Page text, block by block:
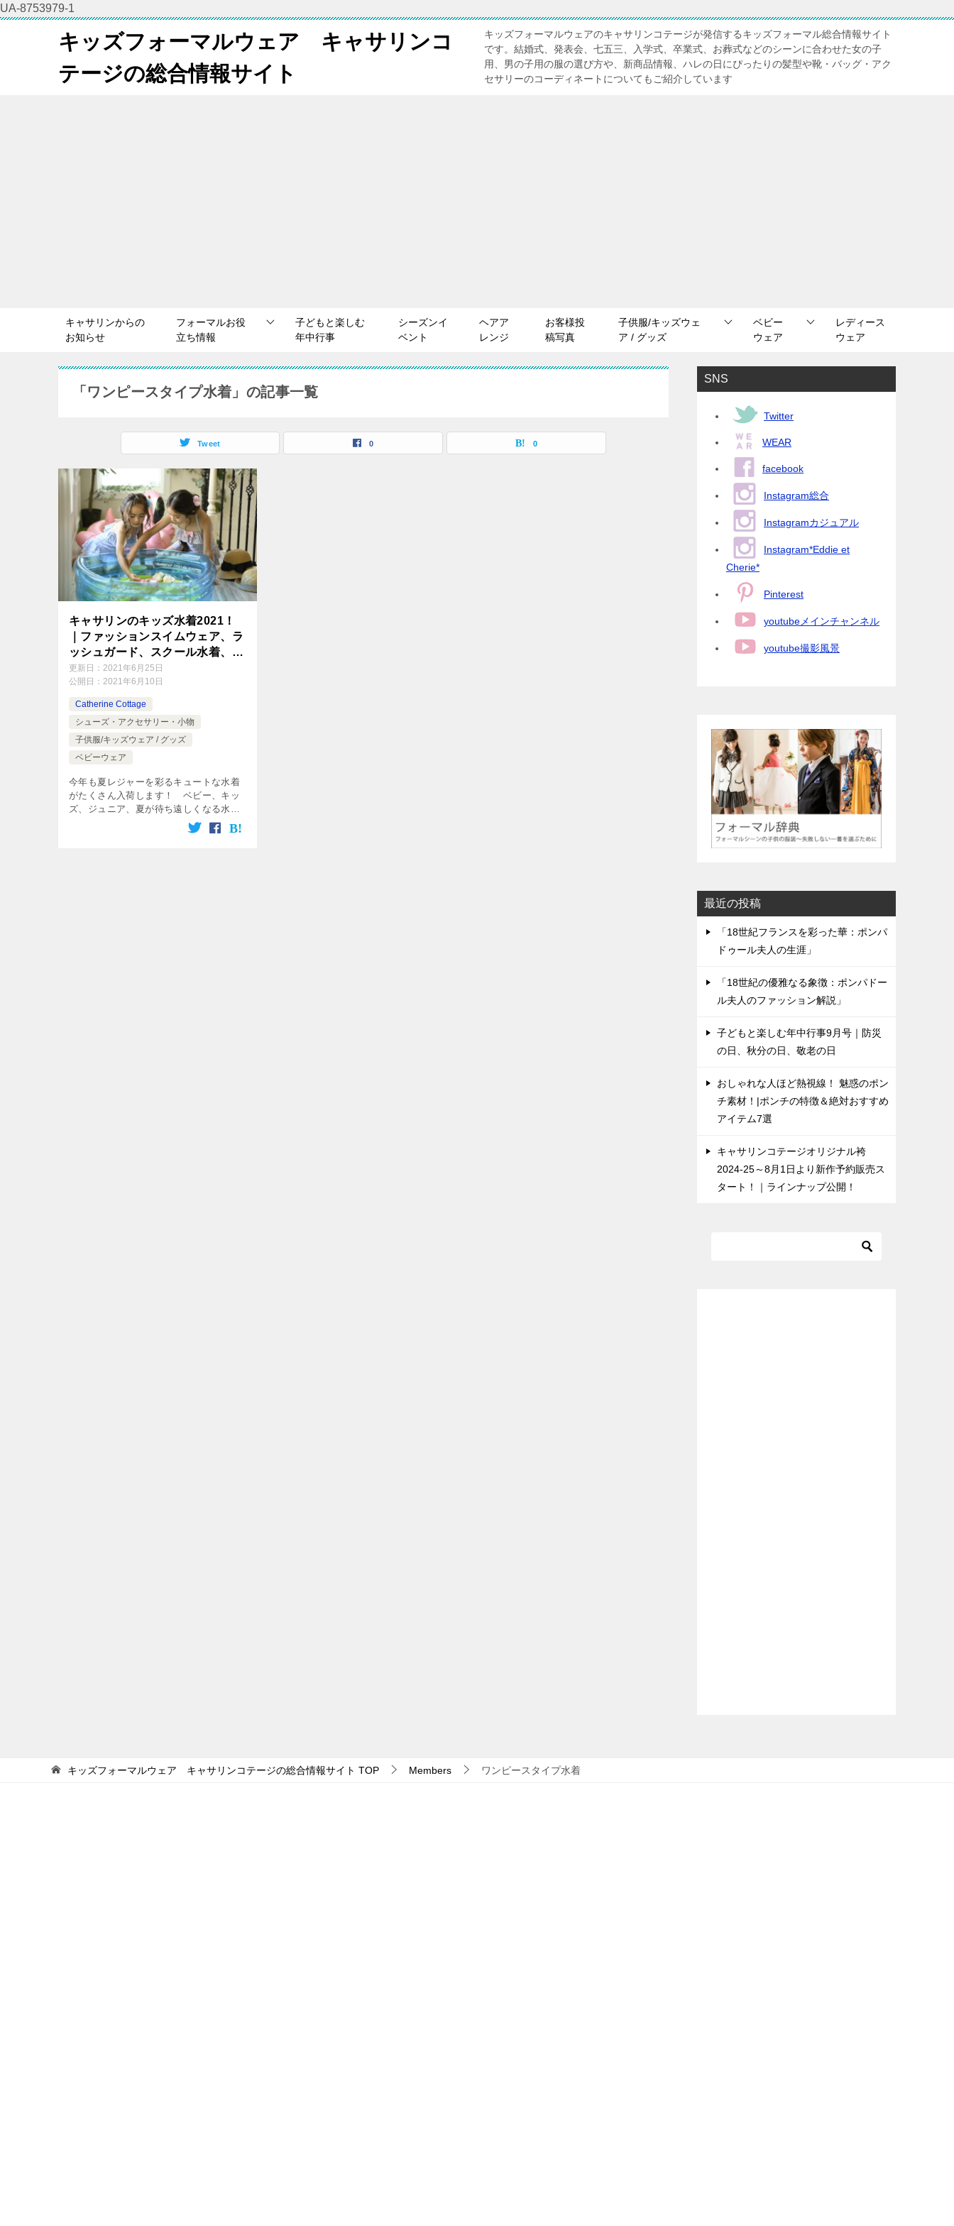
UA-8753979-1
キッズフォーマルウェア キャサリンコ
テージの総合情報サイト
キッズフォーマルウェアのキャサリンコテージが発信するキッズフォーマル総合情報サイト
です。結婚式、発表会、七五三、入学式、卒業式、お葬式などのシーンに合わせた女の子
用、男の子用の服の選び方や、新商品情報、ハレの日にぴったりの髪型や靴・バッグ・アク
セサリーのコーディネートについてもご紹介しています
キャサリンからの
お知らせ
フォーマルお役
立ち情報
子どもと楽しむ
年中行事
シーズンイ
ベント
ヘアア
レンジ
お客様投
稿写真
子供服/キッズウェ
ア / グッズ
ベビー
ウェア
レディース
ウェア
「ワンピースタイプ水着」の記事一覧
Tweet 0 0
キャサリンのキッズ水着2021！
｜ファッションスイムウェア、ラ
ッシュガード、スクール水着、プ
ールバッグ
更新日： 2021年6月25日
公開日： 2021年6月10日
Catherine Cottage
シューズ・アクセサリー・小物
子供服/キッズウェア / グッズ
ベビーウェア
今年も夏レジャーを彩るキュートな水着
がたくさん入荷します！ ベビー、キッ
ズ、ジュニア、夏が待ち遠しくなる水着
SNS
Twitter
WEAR
facebook
Instagram総合
Instagramカジュアル
Instagram*Eddie et
Cherie*
Pinterest
youtubeメインチャンネル
youtube撮影風景
最近の投稿
「18世紀フランスを彩った華：ポンパ
ドゥール夫人の生涯」
「18世紀の優雅なる象徴：ポンパドー
ル夫人のファッション解説」
子どもと楽しむ年中行事9月号｜防災
の日、秋分の日、敬老の日
おしゃれな人ほど熱視線！ 魅惑のポン
チ素材！|ポンチの特徴＆絶対おすすめ
アイテム7選
キャサリンコテージオリジナル袴
2024-25～8月1日より新作予約販売ス
タート！｜ラインナップ公開！
キッズフォーマルウェア キャサリンコテージの総合情報サイト TOP Members ワンピースタイプ水着